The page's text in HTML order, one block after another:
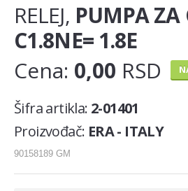
Španer kanalnog (PK) kaiša
Zupcasti kais
MOTOR
Klackalice
Karike
Komplet za generalnu
Ležaj radilice
RELEJ, PUMPA ZA
C1.8NE= 1.8E
Cena: 0,00 RSD
Šifra artikla: 2-01401
Proizvođač: ERA - ITALY
90158189 GM